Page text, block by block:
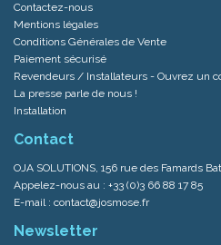
Contactez-nous
Mentions légales
Conditions Générales de Vente
Paiement sécurisé
Revendeurs / Installateurs - Ouvrez un
La presse parle de nous !
Installation
Contact
OJA SOLUTIONS, 156 rue des Famards
Appelez-nous au : +33 (0)3 66 88 17 85
E-mail : contact@josmose.fr
Newsletter